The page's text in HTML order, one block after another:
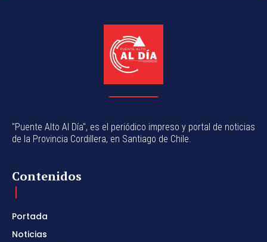
"Puente Alto Al Día", es el periódico impreso y portal de noticias
de la Provincia Cordillera, en Santiago de Chile.
Contenidos
Portada
Noticias